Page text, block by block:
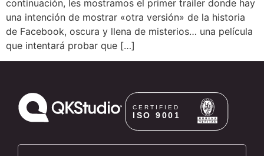
continuación, les mostramos el primer trailer donde hay
una intención de mostrar «otra versión» de la historia
de Facebook, oscura y llena de misterios… una película
que intentará probar que […]